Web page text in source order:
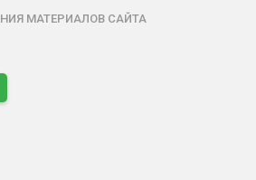
МАТЕРИАЛОВ САЙТА